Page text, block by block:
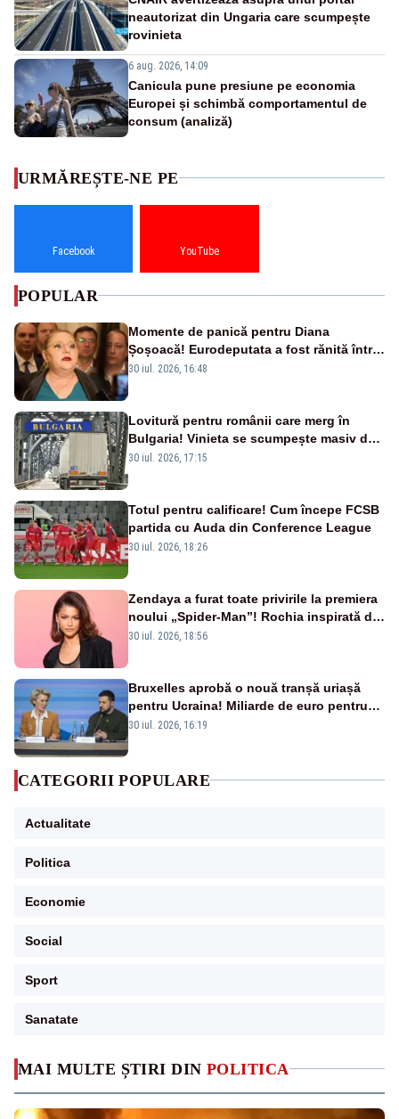
neautorizat din Ungaria care scumpește
rovinieta
6 aug. 2026, 14:09
Canicula pune presiune pe economia
Europei și schimbă comportamentul de
consum (analiză)
MAI MULTE ȘTIRI DIN POLITICA
URMĂREȘTE-NE PE
Facebook YouTube
POPULAR
Momente de panică pentru Diana
Șoșoacă! Eurodeputata a fost rănită într-
un accident rutier
30 iul. 2026, 16:48
Lovitură pentru românii care merg în
Bulgaria! Vinieta se scumpește masiv de
la 1 august
30 iul. 2026, 17:15
Totul pentru calificare! Cum începe FCSB
partida cu Auda din Conference League
30 iul. 2026, 18:26
Zendaya a furat toate privirile la premiera
noului „Spider-Man”! Rochia inspirată de
pânza de păianjen a făcut senzație
30 iul. 2026, 18:56
Bruxelles aprobă o nouă tranșă uriașă
pentru Ucraina! Miliarde de euro pentru
armament și apărare
30 iul. 2026, 16:19
CATEGORII POPULARE
Actualitate
Politica
Economie
Social
Sport
Sanatate